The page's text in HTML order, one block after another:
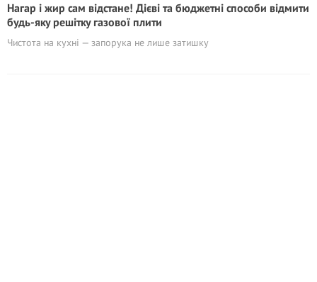
Нагар і жир сам відстане! Дієві та бюджетні способи відмити
будь-яку решітку газової плити
Чистота на кухні — запорука не лише затишку